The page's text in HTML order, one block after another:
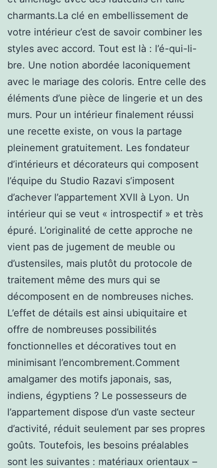
charmants.La clé en embellissement de
votre intérieur c’est de savoir combiner les
styles avec accord. Tout est là : l’é-qui-li-
bre. Une notion abordée laconiquement
avec le mariage des coloris. Entre celle des
éléments d’une pièce de lingerie et un des
murs. Pour un intérieur finalement réussi
une recette existe, on vous la partage
pleinement gratuitement. Les fondateur
d’intérieurs et décorateurs qui composent
l’équipe du Studio Razavi s’imposent
d’achever l’appartement XVII à Lyon. Un
intérieur qui se veut « introspectif » et très
épuré. L’originalité de cette approche ne
vient pas de jugement de meuble ou
d’ustensiles, mais plutôt du protocole de
traitement même des murs qui se
décomposent en de nombreuses niches.
L’effet de détails est ainsi ubiquitaire et
offre de nombreuses possibilités
fonctionnelles et décoratives tout en
minimisant l’encombrement.Comment
amalgamer des motifs japonais, sas,
indiens, égyptiens ? Le possesseurs de
l’appartement dispose d’un vaste secteur
d’activité, réduit seulement par ses propres
goûts. Toutefois, les besoins préalables
sont les suivantes : matériaux orientaux –